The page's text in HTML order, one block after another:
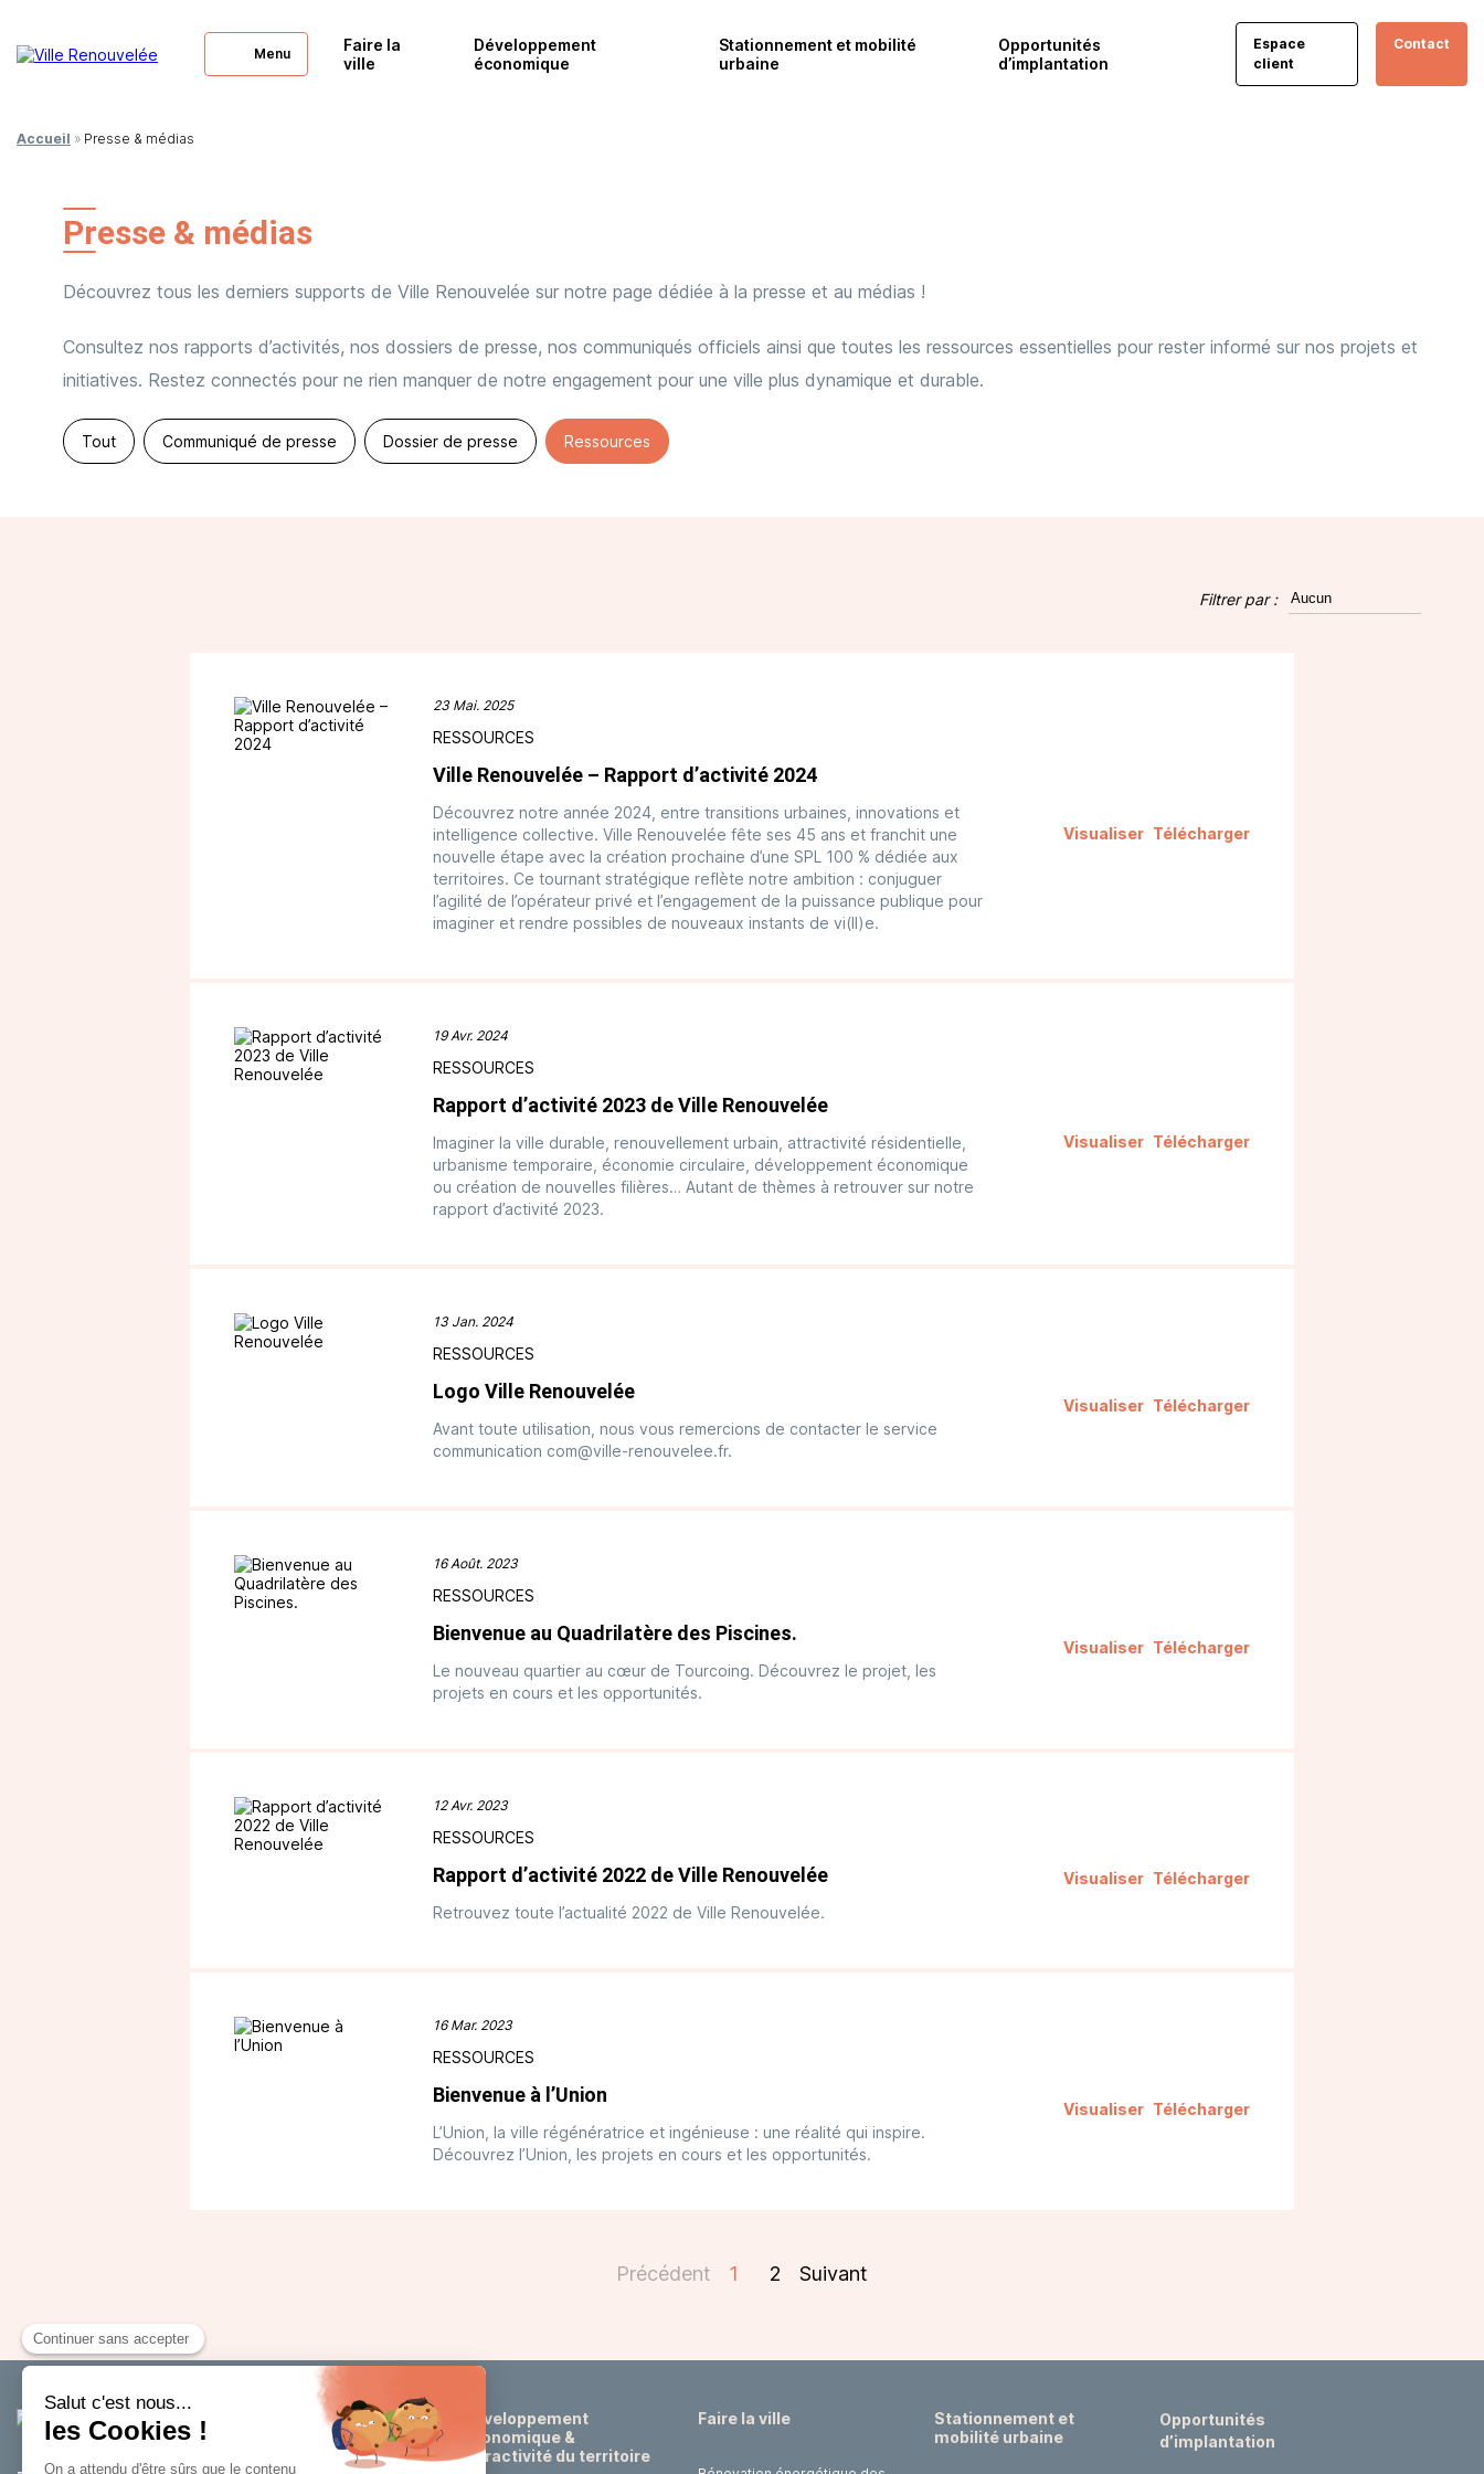
Menu
Faire la
ville
Développement
économique
Stationnement et mobilité
urbaine
Opportunités
d’implantation
Espace
client
Contact
Accueil » Presse & médias
Presse & médias
Découvrez tous les derniers supports de Ville Renouvelée sur notre page dédiée à la presse et au médias !
Consultez nos rapports d’activités, nos dossiers de presse, nos communiqués officiels ainsi que toutes les ressources essentielles pour rester informé sur nos projets et
initiatives. Restez connectés pour ne rien manquer de notre engagement pour une ville plus dynamique et durable.
Tout Communiqué de presse Dossier de presse Ressources
Filtrer par :
23 Mai. 2025
RESSOURCES
Ville Renouvelée – Rapport d’activité 2024
Découvrez notre année 2024, entre transitions urbaines, innovations et
intelligence collective. Ville Renouvelée fête ses 45 ans et franchit une
nouvelle étape avec la création prochaine d’une SPL 100 % dédiée aux
territoires. Ce tournant stratégique reflète notre ambition : conjuguer
l’agilité de l’opérateur privé et l’engagement de la puissance publique pour
imaginer et rendre possibles de nouveaux instants de vi(ll)e.
Visualiser Télécharger
19 Avr. 2024
RESSOURCES
Rapport d’activité 2023 de Ville Renouvelée
Imaginer la ville durable, renouvellement urbain, attractivité résidentielle,
urbanisme temporaire, économie circulaire, développement économique
ou création de nouvelles filières… Autant de thèmes à retrouver sur notre
rapport d’activité 2023.
Visualiser Télécharger
13 Jan. 2024
RESSOURCES
Logo Ville Renouvelée
Avant toute utilisation, nous vous remercions de contacter le service
communication com@ville-renouvelee.fr.
Visualiser Télécharger
16 Août. 2023
RESSOURCES
Bienvenue au Quadrilatère des Piscines.
Le nouveau quartier au cœur de Tourcoing. Découvrez le projet, les
projets en cours et les opportunités.
Visualiser Télécharger
12 Avr. 2023
RESSOURCES
Rapport d’activité 2022 de Ville Renouvelée
Retrouvez toute l’actualité 2022 de Ville Renouvelée.
Visualiser Télécharger
16 Mar. 2023
RESSOURCES
Bienvenue à l’Union
L’Union, la ville régénératrice et ingénieuse : une réalité qui inspire.
Découvrez l’Union, les projets en cours et les opportunités.
Visualiser Télécharger
Précédent 1 2 Suivant
Développement
économique &
attractivité du territoire
Faire la ville
Stationnement et
mobilité urbaine
Opportunités
d’implantation